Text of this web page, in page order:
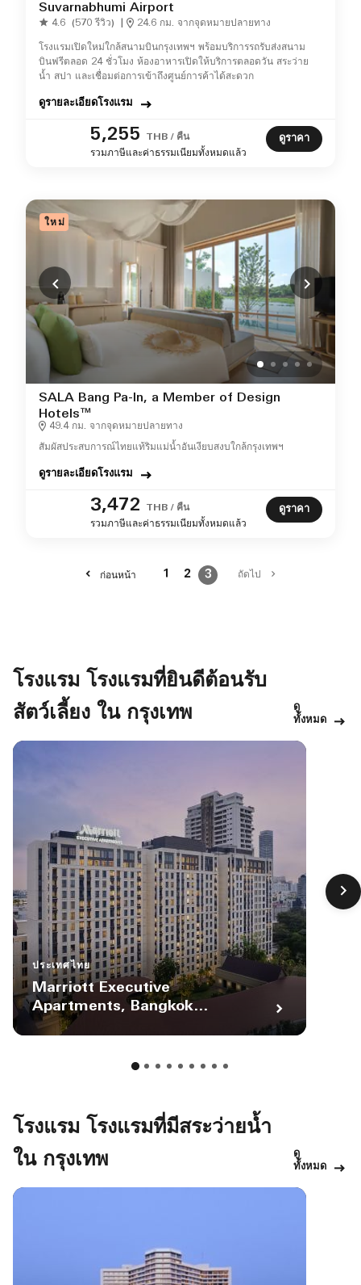
Suvarnabhumi Airport
4.6 (570 รีวิว) 24.6 กม. จากจุดหมายปลายทาง
โรงแรมเปิดใหม่ใกล้สนามบินกรุงเทพฯ พร้อมบริการรถรับส่งสนาม
บินฟรีตลอด 24 ชั่วโมง ห้องอาหารเปิดให้บริการตลอดวัน สระว่าย
น้ำ สปา และเชื่อมต่อการเข้าถึงศูนย์การค้าได้สะดวก
ดูรายละเอียดโรงแรม
5,255
THB / คืน
รวมภาษีและค่าธรรมเนียมทั้งหมดแล้ว
ดูราคา
ใหม่
SALA Bang Pa-In, a Member of Design
Hotels™
49.4 กม. จากจุดหมายปลายทาง
สัมผัสประสบการณ์ไทยแท้ริมแม่น้ำอันเงียบสงบใกล้กรุงเทพฯ
ดูรายละเอียดโรงแรม
3,472
THB / คืน
รวมภาษีและค่าธรรมเนียมทั้งหมดแล้ว
ดูราคา
ก่อนหน้า 1 2 3 ถัดไป
โรงแรม โรงแรมที่ยินดีต้อนรับ
สัตว์เลี้ยง ใน กรุงเทพ
ดู
ทั้งหมด
ประเทศไทย
Marriott Executive
Apartments, Bangkok
Townhall Sukhumvit
โรงแรม โรงแรมที่มีสระว่ายน้ำ
ใน กรุงเทพ
ดู
ทั้งหมด